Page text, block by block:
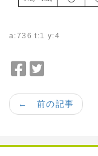
a:736 t:1 y:4
c
e
o
i
t
r
← 前の記事